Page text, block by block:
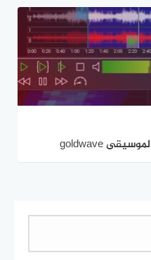
تحميل برنامج فصل الصوت عن الموسيقى goldwave